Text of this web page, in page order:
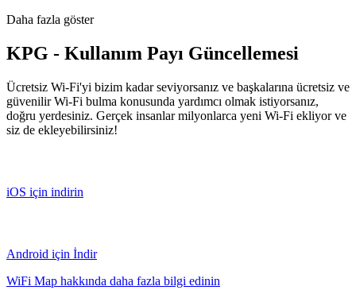
Daha fazla göster
KPG - Kullanım Payı Güncellemesi
Ücretsiz Wi-Fi'yi bizim kadar seviyorsanız ve başkalarına ücretsiz ve
güvenilir Wi-Fi bulma konusunda yardımcı olmak istiyorsanız,
doğru yerdesiniz. Gerçek insanlar milyonlarca yeni Wi-Fi ekliyor ve
siz de ekleyebilirsiniz!
iOS için indirin
Android için İndir
WiFi Map hakkında daha fazla bilgi edinin